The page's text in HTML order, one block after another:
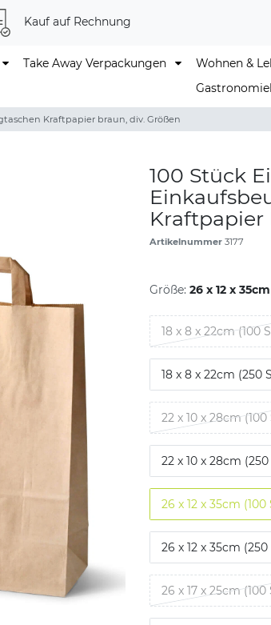
Kauf auf Rechnung
Take Away Verpackungen
Wohnen &
Kraftpapier braun, div. Größen
100 Stück
Kraftpapier
Artikelnummer 3177
Größe: 26 x 12 x
18 x 8 x 22cm (100
18 x 8 x 22cm (250
22 x 10 x 28cm (100
22 x 10 x 28cm
26 x 12 x 35cm (100
26 x 12 x 35cm
26 x 17 x 25cm (100